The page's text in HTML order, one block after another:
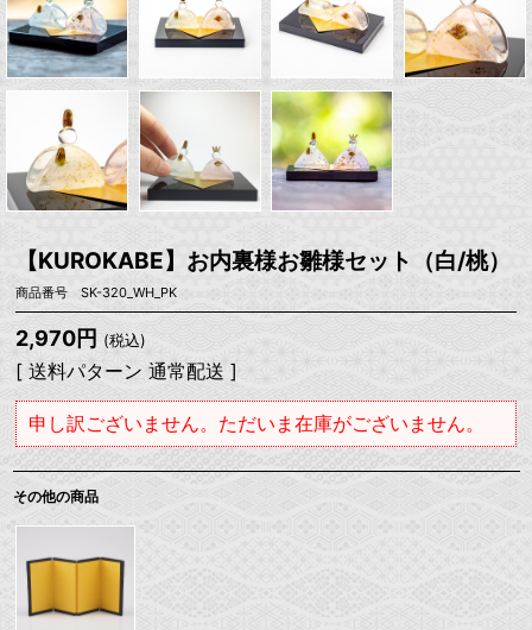
【KUROKABE】お内裏様お雛様セット（白/桃）
商品番号 SK-320_WH_PK
2,970円 (税込)
[ 送料パターン 通常配送 ]
申し訳ございません。ただいま在庫がございません。
その他の商品